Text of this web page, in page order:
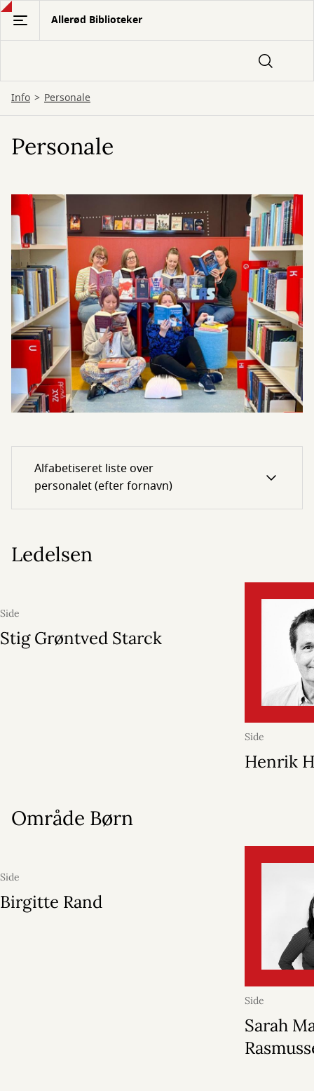
Gå
hovedindhold
Allerød Biblioteker
Info Personale
Personale
Alfabetiseret liste over
personalet (efter fornavn)
Ledelsen
Side
Stig Grøntved Starck
Side
Henrik
Område Børn
Side
Birgitte Rand
Side
Sarah